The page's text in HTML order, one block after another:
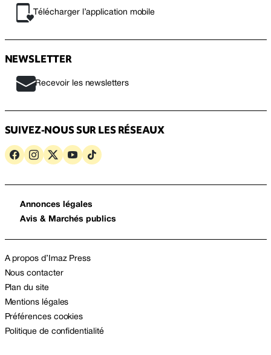
Télécharger l’application mobile
NEWSLETTER
Recevoir les newsletters
SUIVEZ-NOUS SUR LES RÉSEAUX
Annonces légales
Avis & Marchés publics
A propos d’Imaz Press
Nous contacter
Plan du site
Mentions légales
Préférences cookies
Politique de confidentialité